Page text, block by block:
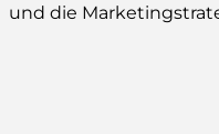
und die